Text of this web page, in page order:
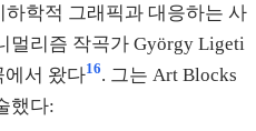
학적 그래픽과 대응하는 사
멀리즘 작곡가 György Ligeti
에서 왔다16. 그는 Art Blocks
했다: